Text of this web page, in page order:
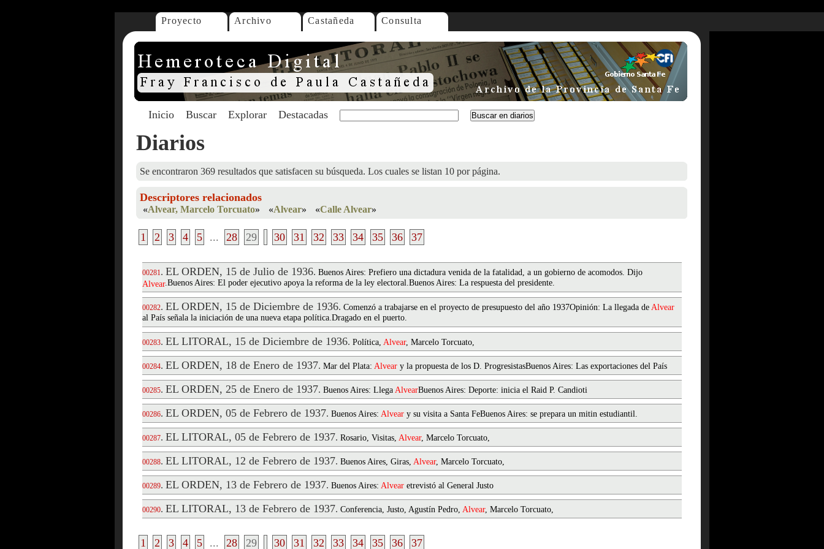
Proyecto Archivo Castañeda Consulta
Inicio Buscar Explorar Destacadas
Diarios
Se encontraron 369 resultados que satisfacen su búsqueda. Los cuales se listan 10 por página.
Descriptores relacionados
«Alvear, Marcelo Torcuato» «Alvear» «Calle Alvear»
1 2 3 4 5 ... 28 29 30 31 32 33 34 35 36 37
00281. EL ORDEN, 15 de Julio de 1936. Buenos Aires: Prefiero una dictadura venida de la fatalidad, a un gobierno de acomodos. Dijo
Alvear.Buenos Aires: El poder ejecutivo apoya la reforma de la ley electoral.Buenos Aires: La respuesta del presidente.
00282. EL ORDEN, 15 de Diciembre de 1936. Comenzó a trabajarse en el proyecto de presupuesto del año 1937Opinión: La llegada de Alvear
al País señala la iniciación de una nueva etapa política.Dragado en el puerto.
00283. EL LITORAL, 15 de Diciembre de 1936. Política, Alvear, Marcelo Torcuato,
00284. EL ORDEN, 18 de Enero de 1937. Mar del Plata: Alvear y la propuesta de los D. ProgresistasBuenos Aires: Las exportaciones del País
00285. EL ORDEN, 25 de Enero de 1937. Buenos Aires: Llega AlvearBuenos Aires: Deporte: inicia el Raid P. Candioti
00286. EL ORDEN, 05 de Febrero de 1937. Buenos Aires: Alvear y su visita a Santa FeBuenos Aires: se prepara un mitin estudiantil.
00287. EL LITORAL, 05 de Febrero de 1937. Rosario, Visitas, Alvear, Marcelo Torcuato,
00288. EL LITORAL, 12 de Febrero de 1937. Buenos Aires, Giras, Alvear, Marcelo Torcuato,
00289. EL ORDEN, 13 de Febrero de 1937. Buenos Aires: Alvear etrevistó al General Justo
00290. EL LITORAL, 13 de Febrero de 1937. Conferencia, Justo, Agustín Pedro, Alvear, Marcelo Torcuato,
1 2 3 4 5 ... 28 29 30 31 32 33 34 35 36 37